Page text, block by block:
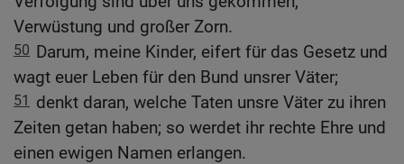
Verwüstung und großer Zorn.
50 Darum, meine Kinder, eifert für das Gesetz und
wagt euer Leben für den Bund unsrer Väter;
51 denkt daran, welche Taten unsre Väter zu ihren
Zeiten getan haben; so werdet ihr rechte Ehre und
einen ewigen Namen erlangen.